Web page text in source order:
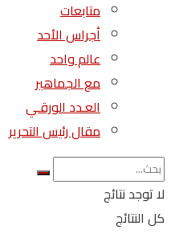
متابعات
أجراس الأحد
عالم واحد
مع الجماهير
العـدد الورقـي
مقال رئيس التحرير
لا توجد نتائج
كل النتائج